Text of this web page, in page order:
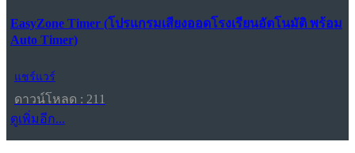
EasyZone Timer (โปรแกรมเสียงออดโรงเรียนอัตโนมัติ พร้อม
Auto Timer)
แชร์แวร์
ดาวน์โหลด : 211
ดูเพิ่มอีก...